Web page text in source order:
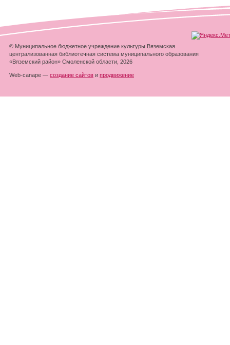
© Муниципальное бюджетное учреждение культуры Вяземская
централизованная библиотечная система муниципального образования
«Вяземский район» Смоленской области, 2026
Web-canape — создание сайтов и продвижение